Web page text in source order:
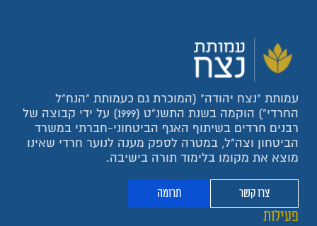
עמותת "נצח יהודה" (המוכרת גם כעמותת "הנח"ל
החרדי") הוקמה בשנת התשנ"ט (1999) על ידי קבוצה של
רבנים חרדים בשיתוף האגף הביטחוני-חברתי במשרד
הביטחון וצה"ל, במטרה לספק מענה לנוער חרדי שאינו
מוצא את מקומו בלימוד תורה בישיבה.
צרו קשר תרומה
פעילות